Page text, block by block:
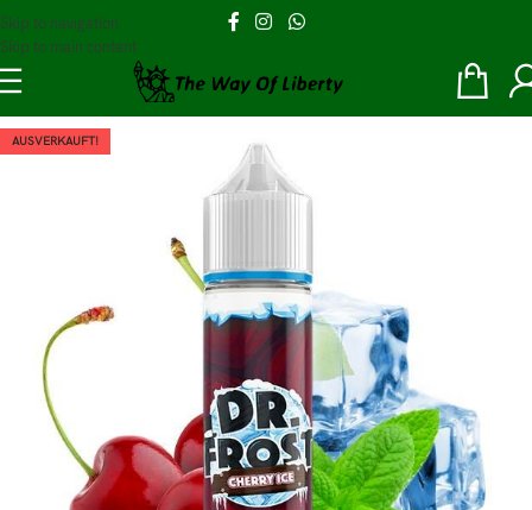
Skip to navigation
Skip to main content
AUSVERKAUFT!